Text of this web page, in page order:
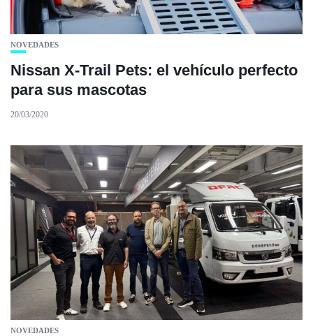
NOVEDADES
Nissan X-Trail Pets: el vehículo perfecto
para sus mascotas
20/03/2020
NOVEDADES